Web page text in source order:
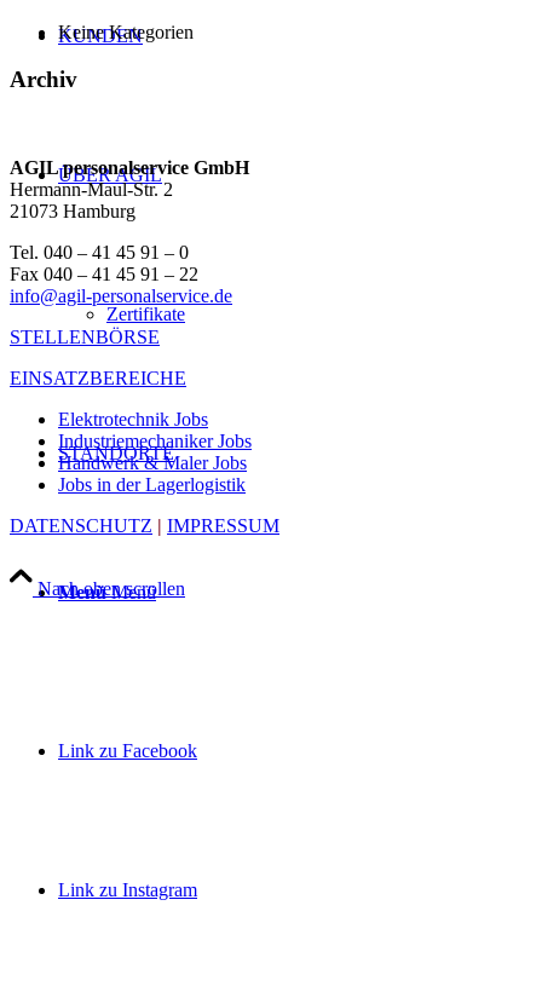
KUNDEN
ÜBER AGIL
Zertifikate
STANDORTE
Menü Menü
Link zu Facebook
Link zu Instagram
Keine Kategorien
Archiv
AGIL personalservice GmbH
Hermann-Maul-Str. 2
21073 Hamburg
Tel. 040 – 41 45 91 – 0
Fax 040 – 41 45 91 – 22
info@agil-personalservice.de
STELLENBÖRSE
EINSATZBEREICHE
Elektrotechnik Jobs
Industriemechaniker Jobs
Handwerk & Maler Jobs
Jobs in der Lagerlogistik
DATENSCHUTZ | IMPRESSUM
Nach oben scrollen